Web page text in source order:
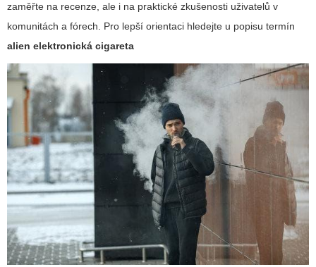
zaměřte na recenze, ale i na praktické zkušenosti uživatelů v
komunitách a fórech. Pro lepší orientaci hledejte u popisu termín
alien elektronická cigareta